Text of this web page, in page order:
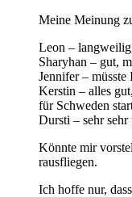
Meine Meinung
Leon –
Sharyhan – gut,
Jennifer – müsste
Kerstin – alles
für Schweden
Dursti – sehr
Könnte mir
rausfliegen.
Ich hoffe nur,